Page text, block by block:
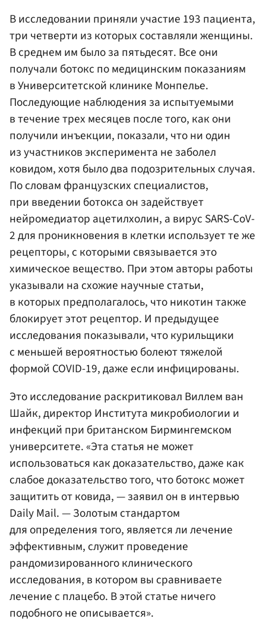
В исследовании приняли участие 193 пациента,
три четверти из которых составляли женщины.
В среднем им было за пятьдесят. Все они
получали ботокс по медицинским показаниям
в Университетской клинике Монпелье.
Последующие наблюдения за испытуемыми
в течение трех месяцев после того, как они
получили инъекции, показали, что ни один
из участников эксперимента не заболел
ковидом, хотя было два подозрительных случая.
По словам французских специалистов,
при введении ботокса он задействует
нейромедиатор ацетилхолин, а вирус SARS-CoV-
2 для проникновения в клетки использует те же
рецепторы, с которыми связывается это
химическое вещество. При этом авторы работы
указывали на схожие научные статьи,
в которых предполагалось, что никотин также
блокирует этот рецептор. И предыдущее
исследования показывали, что курильщики
с меньшей вероятностью болеют тяжелой
формой COVID-19, даже если инфицированы.
Это исследование раскритиковал Виллем ван
Шайк, директор Института микробиологии и
инфекций при британском Бирмингемском
университете. «Эта статья не может
использоваться как доказательство, даже как
слабое доказательство того, что ботокс может
защитить от ковида, — заявил он в интервью
Daily Mail. — Золотым стандартом
для определения того, является ли лечение
эффективным, служит проведение
рандомизированного клинического
исследования, в котором вы сравниваете
лечение с плацебо. В этой статье ничего
подобного не описывается».